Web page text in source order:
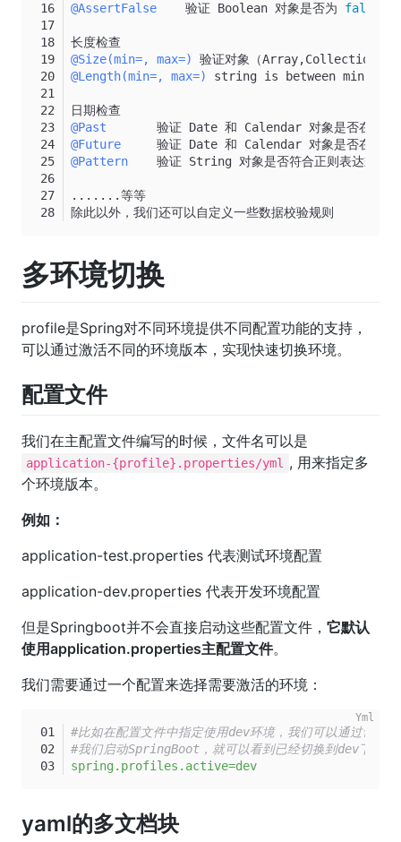
@AssertFalse
    验证 Boolean 对象是否为
false
长度检查
@Size(min=, max=)
验证对象（
@Length(min=, max=)
string is between min and
日期检查
@Past
验证 Date 和 Calendar 对象是否在当
@Future
验证 Date 和 Calendar 对象是否在当
@Pattern
验证 String 对象是否符合正则表达式的
.......等等
除此以外，我们还可以自定义一些数据校验规则
多环境切换
profile是Spring对不同环境提供不同配置功能的支持，
可以通过激活不同的环境版本，实现快速切换环境。
配置文件
我们在主配置文件编写的时候，文件名可以是
application-{profile}.properties/yml
, 用来指定多
个环境版本。
例如：
application-test.properties 代表测试环境配置
application-dev.properties 代表开发环境配置
但是Springboot并不会直接启动这些配置文件， 它默认
使用application.properties主配置文件。
我们需要通过一个配置来选择需要激活的环境：
#比如在配置文件中指定使用dev环境，我们可以通过设置
#我们启动SpringBoot，就可以看到已经切换到dev下的配
spring.profiles.active=dev
yaml的多文档块